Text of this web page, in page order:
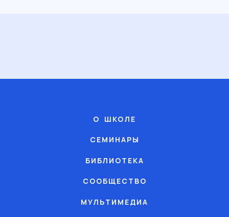
О ШКОЛЕ
СЕМИНАРЫ
БИБЛИОТЕКА
СООБЩЕСТВО
МУЛЬТИМЕДИА